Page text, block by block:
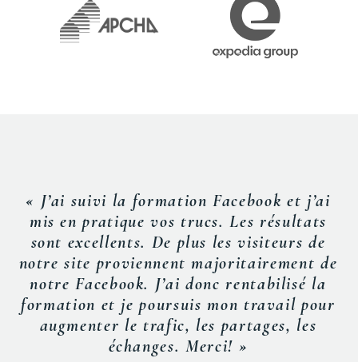
« J’ai suivi la formation Facebook et j’ai
mis en pratique vos trucs. Les résultats
sont excellents. De plus les visiteurs de
site proviennent majoritairement de
notre Facebook. J’ai donc rentabilisé la
et je poursuis mon travail pour
augmenter le trafic, les partages, les
échanges. Merci! »